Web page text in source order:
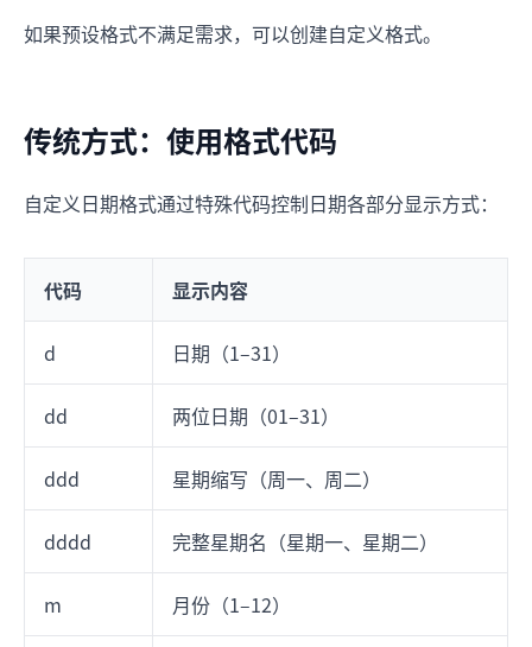
如果预设格式不满足需求，可以创建自定义格式。
传统方式：使用格式代码
自定义日期格式通过特殊代码控制日期各部分显示方式：
代码 显示内容
d 日期（1–31）
dd 两位日期（01–31）
ddd 星期缩写（周一、周二）
dddd 完整星期名（星期一、星期二）
m 月份（1–12）